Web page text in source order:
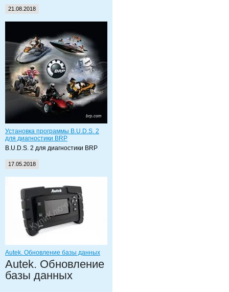
21.08.2018
Установка программы B.U.D.S. 2
для диагностики BRP
B.U.D.S. 2 для диагностики BRP
17.05.2018
Autek. Обновление базы данных
Autek. Обновление
базы данных